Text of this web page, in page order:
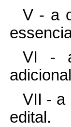
V - a
VI -
VII - a
edital.